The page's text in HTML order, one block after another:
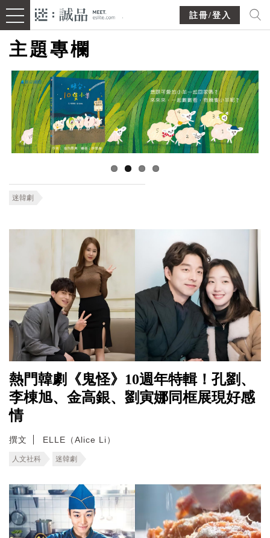
註冊/登入
主題專欄
迷韓劇
熱門韓劇《鬼怪》10週年特輯！孔劉、
李棟旭、金高銀、劉寅娜同框展現好感
情
撰文 ELLE（Alice Li）
人文社科 迷韓劇